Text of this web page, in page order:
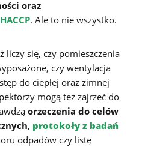
oraz
. Ale to nie wszystko.
liczy się, czy pomieszczenia
czy wentylacja
do ciepłej oraz zimnej
mogą też zajrzeć do
orzeczenia do celów
, protokoły z badań
odpadów czy listę